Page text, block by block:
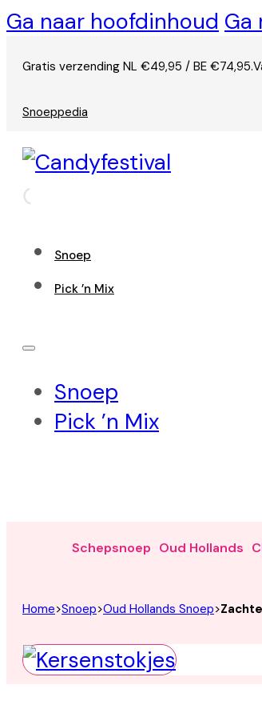
Ga naar hoofdinhoud Ga
Gratis verzending NL €49,95 / BE €74,95.
Snoeppedia
Snoep
Pick ’n Mix
Snoep
Pick ’n Mix
Schepsnoep Oud Hollands
Home>Snoep>Oud Hollands Snoep>